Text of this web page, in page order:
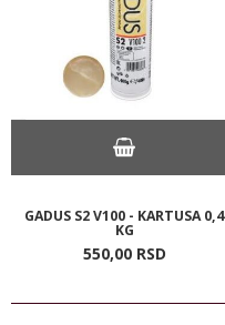
GADUS S2 V100 - KARTUSA 0,4
KG
550,00 RSD